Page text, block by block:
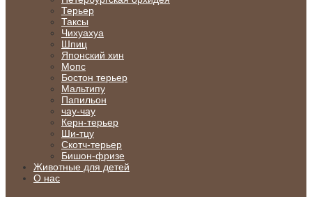
Терьер
Таксы
Чихуахуа
Шпиц
Японский хин
Мопс
Бостон терьер
Мальтипу
Папильон
чау-чау
Керн-терьер
Ши-тцу
Скотч-терьер
Бишон-фризе
Животные для детей
О нас